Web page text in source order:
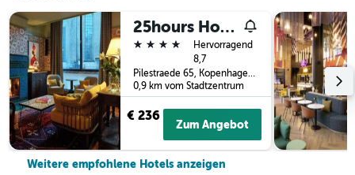
25hours Hotel Indre By
4 Sterne
Hervorragend
8,7
Pilestraede 65, Kopenhagen, Hovedstaden (Hauptstadtregion), Dänemark
0,9 km vom Stadtzentrum
€ 236
Zum Angebot
Weitere empfohlene Hotels anzeigen